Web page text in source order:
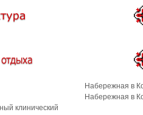
клинический
Набережная в
Набережная в